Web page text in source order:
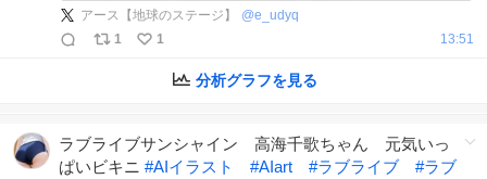
アース【地球のステージ】 @e_udyq
1
1 13:51
分析グラフを見る
ラブライブサンシャイン 高海千歌ちゃん 元気いっ
ぱいビキニ #AIイラスト #AIart #ラブライブ #ラブ